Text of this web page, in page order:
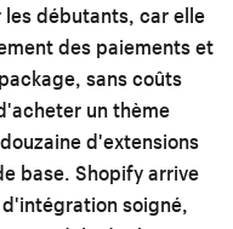
débutants, car elle
des paiements et
sans coûts
un thème
d'extensions
base. Shopify arrive
soigné,